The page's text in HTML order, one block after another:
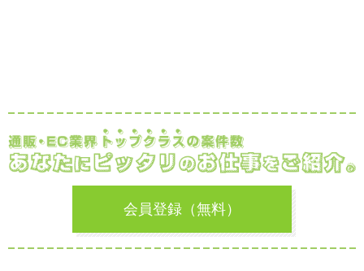
会員登録（無料）